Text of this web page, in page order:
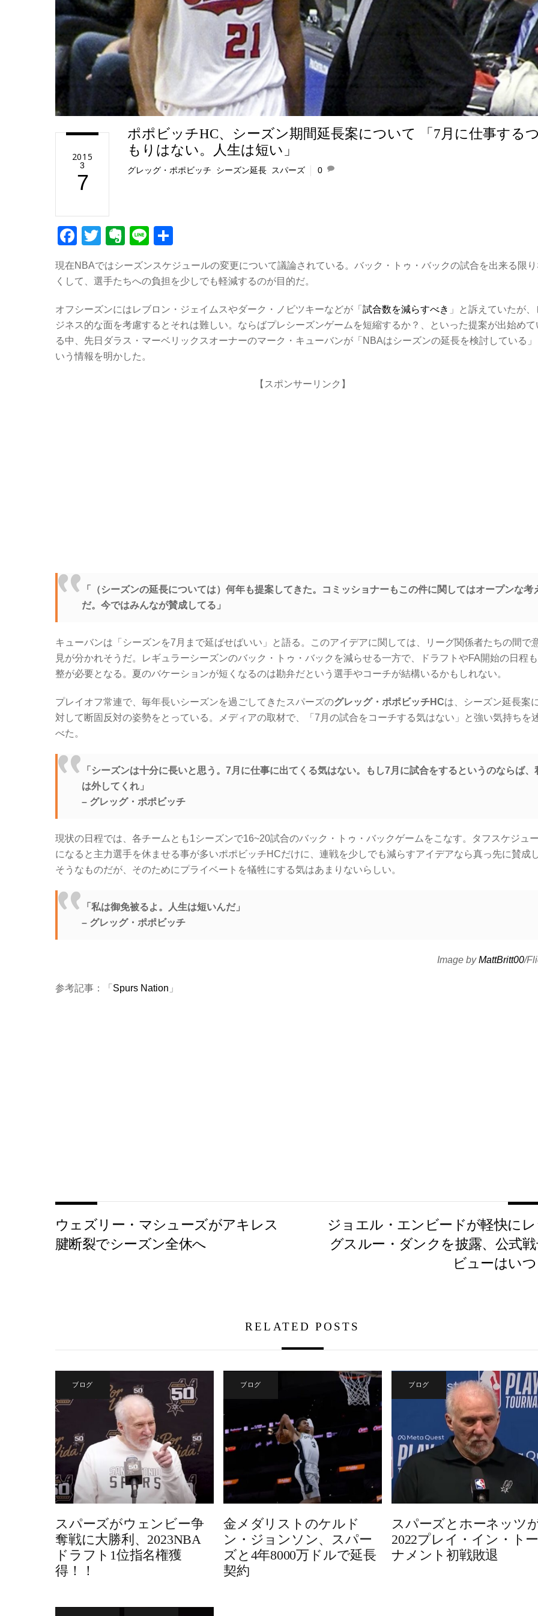
2015
3
7
ポポビッチHC、シーズン期間延長案について 「7月に仕事するつ
もりはない。人生は短い」
グレッグ・ポポビッチ シーズン延長 スパーズ 0
F
c
b
o
o
T
tt
E
er
n
ot
e
Li
e
現在NBAではシーズンスケジュールの変更について議論されている。バック・トゥ・バックの試合を出来る限り
くして、選手たちへの負担を少しでも軽減するのが目的だ。
オフシーズンにはレブロン・ジェイムスやダーク・ノビツキーなどが「 試合数を減らすべき 」と訴えていたが、
ジネス的な面を考慮するとそれは難しい。ならばプレシーズンゲームを短縮するか？、といった提案が出始めて
る中、先日ダラス・マーベリックスオーナーのマーク・キューバンが「NBAはシーズンの延長を検討している」
いう情報を明かした。
【スポンサーリンク】
「（シーズンの延長については）何年も提案してきた。コミッショナーもこの件に関してはオープンな考
だ。今ではみんなが賛成してる」
キューバンは「シーズンを7月まで延ばせばいい」と語る。このアイデアに関しては、リーグ関係者たちの間で
見が分かれそうだ。レギュラーシーズンのバック・トゥ・バックを減らせる一方で、ドラフトやFA開始の日程
整が必要となる。夏のバケーションが短くなるのは勘弁だという選手やコーチが結構いるかもしれない。
プレイオフ常連で、毎年長いシーズンを過ごしてきたスパーズのグレッグ・ポポビッチHCは、シーズン延長案
対して断固反対の姿勢をとっている。メディアの取材で、「7月の試合をコーチする気はない」と強い気持ちを
べた。
「シーズンは十分に長いと思う。7月に仕事に出てくる気はない。もし7月に試合をするというのならば、
は外してくれ」
– グレッグ・ポポビッチ
現状の日程では、各チームとも1シーズンで16~20試合のバック・トゥ・バックゲームをこなす。タフスケジュ
になると主力選手を休ませる事が多いポポビッチHCだけに、連戦を少しでも減らすアイデアなら真っ先に賛成
そうなものだが、そのためにプライベートを犠牲にする気はあまりないらしい。
「私は御免被るよ。人生は短いんだ」
– グレッグ・ポポビッチ
Image byMattBritt00/
参考記事：「 Spurs Nation 」
ウェズリー・マシューズがアキレス
腱断裂でシーズン全休へ
ジョエル・エンビードが軽快にレ
グスルー・ダンクを披露、公式
ビューはいつ
RELATED POSTS
ブログ
スパーズがウェンビー争
奪戦に大勝利、2023NBA
ドラフト1位指名権獲
得！！
ブログ
金メダリストのケルド
ン・ジョンソン、スパー
ズと4年8000万ドルで延長
契約
ブログ
スパーズとホーネッツ
2022プレイ・イン・トー
ナメント初戦敗退